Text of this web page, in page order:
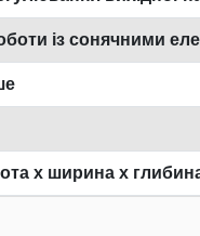
із сонячними
х ширина х